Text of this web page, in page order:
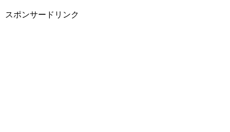
スポンサードリンク